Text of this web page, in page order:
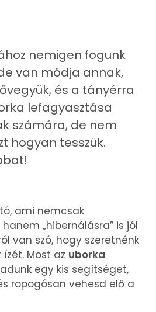
nemigen fogunk
van módja annak,
és a tányérra
lefagyasztása
számára, de nem
hogyan tesszük.
ami nemcsak
„hibernálásra” is jól
van szó, hogy szeretnénk
Most az uborka
adunk egy kis segítséget,
ropogósan vehesd elő a